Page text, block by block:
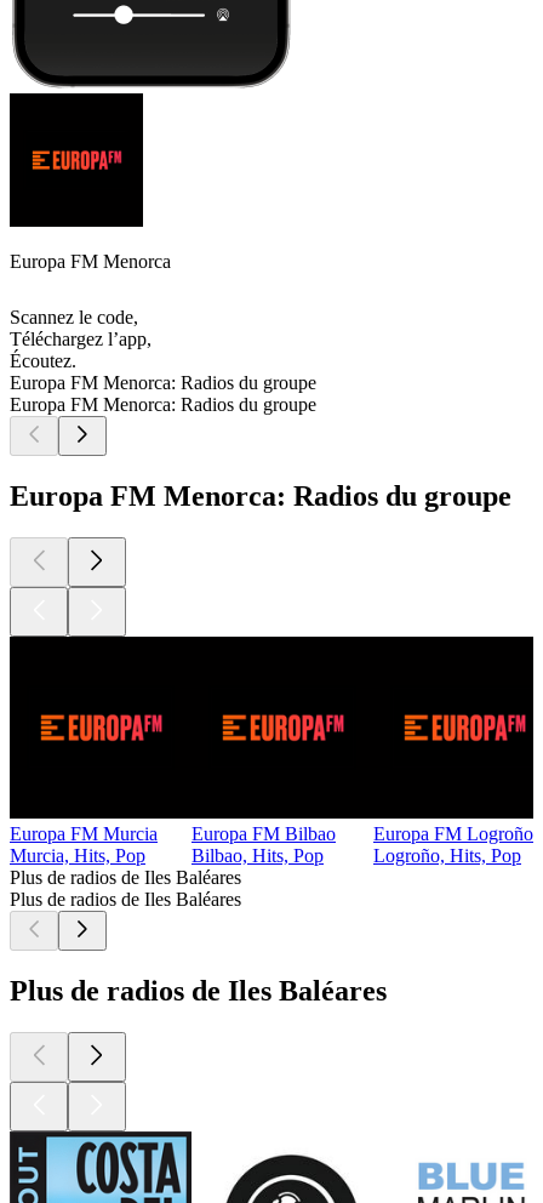
Europa FM Menorca
Scannez le code,
Téléchargez l’app,
Écoutez.
Europa FM Menorca: Radios du groupe
Europa FM Menorca: Radios du groupe
Europa FM Menorca: Radios du groupe
Europa FM Murcia
Murcia, Hits, Pop
Europa FM Bilbao
Bilbao, Hits, Pop
Europa FM Logroño
Logroño, Hits, Pop
Plus de radios de Iles Baléares
Plus de radios de Iles Baléares
Plus de radios de Iles Baléares